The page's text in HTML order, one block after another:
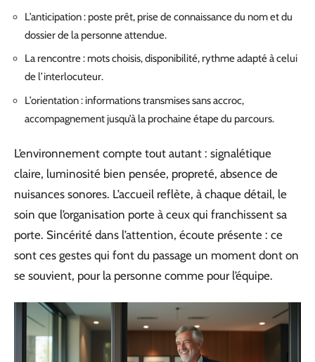
L’anticipation : poste prêt, prise de connaissance du nom et du
dossier de la personne attendue.
La rencontre : mots choisis, disponibilité, rythme adapté à celui
de l’interlocuteur.
L’orientation : informations transmises sans accroc,
accompagnement jusqu’à la prochaine étape du parcours.
L’environnement compte tout autant : signalétique
claire, luminosité bien pensée, propreté, absence de
nuisances sonores. L’accueil reflète, à chaque détail, le
soin que l’organisation porte à ceux qui franchissent sa
porte. Sincérité dans l’attention, écoute présente : ce
sont ces gestes qui font du passage un moment dont on
se souvient, pour la personne comme pour l’équipe.